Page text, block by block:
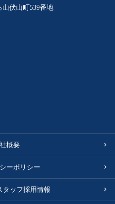
伏山町539番地
概要
ーポリシー
タッフ採用情報